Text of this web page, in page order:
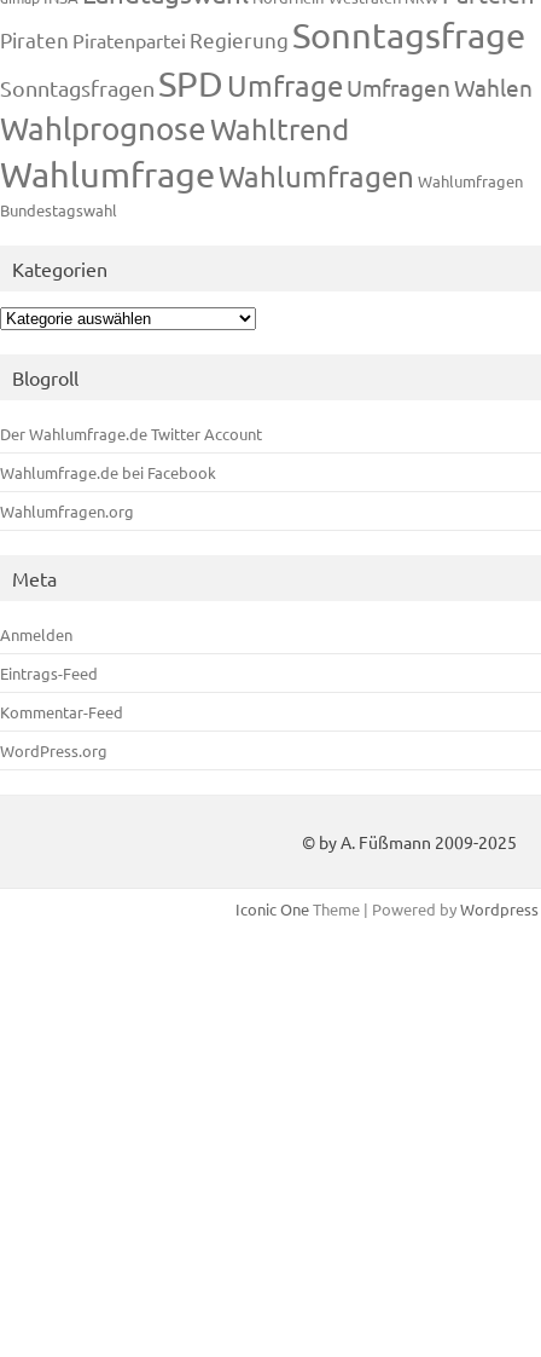
Piraten Piratenpartei Regierung Sonntagsfrage
Sonntagsfragen SPD Umfrage UmfragenWahlen
WahlprognoseWahltrend
WahlumfrageWahlumfragen Wahlumfragen
Bundestagswahl
Kategorien
Kategorien
Blogroll
Der Wahlumfrage.de Twitter Account
Wahlumfrage.de bei Facebook
Wahlumfragen.org
Meta
Anmelden
Eintrags-Feed
Kommentar-Feed
WordPress.org
© by A. Füßmann 2009-2025
Iconic OneTheme | Powered byWordpress